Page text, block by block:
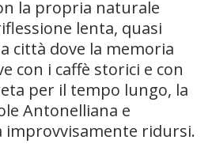
la propria naturale
lenta, quasi
città dove la memoria
con i caffè storici e con
per il tempo lungo, la
Antonelliana e
improvvisamente ridursi.